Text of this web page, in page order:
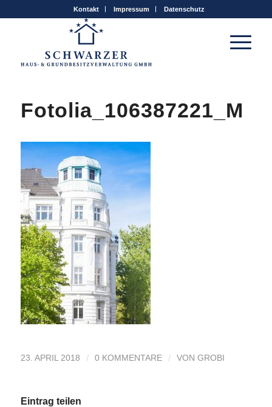
Kontakt Impressum Datenschutz
Fotolia_106387221_M
23. APRIL 2018 / 0 KOMMENTARE / VON GROBI
Eintrag teilen